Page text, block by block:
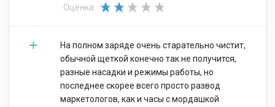
Оценка:
На полном заряде очень старательно чистит,
обычной щеткой конечно так не получится,
разные насадки и режимы работы, но
последнее скорее всего просто развод
маркетологов, как и часы с мордашкой